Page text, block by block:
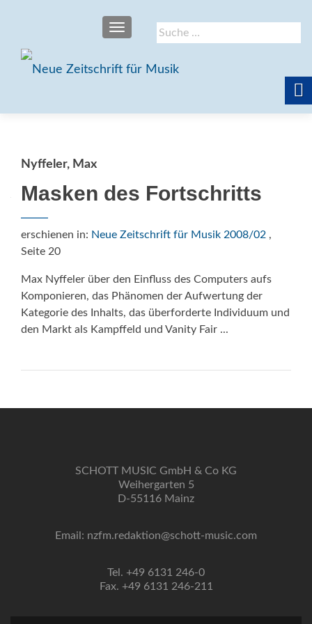
Suche
nach:
SCHALTE NAVIGATION
Nyffeler, Max
Masken des Fortschritts
erschienen in: Neue Zeitschrift für Musik 2008/02 ,
Seite 20
Max Nyffeler über den Einfluss des Computers aufs
Komponieren, das Phänomen der Aufwertung der
Kategorie des Inhalts, das überforderte Individuum und
den Markt als Kampffeld und Vanity Fair ...
SCHOTT MUSIC GmbH & Co KG
Weihergarten 5
D-55116 Mainz
Email: nzfm.redaktion@schott-music.com
Tel. +49 6131 246-0
Fax. +49 6131 246-211